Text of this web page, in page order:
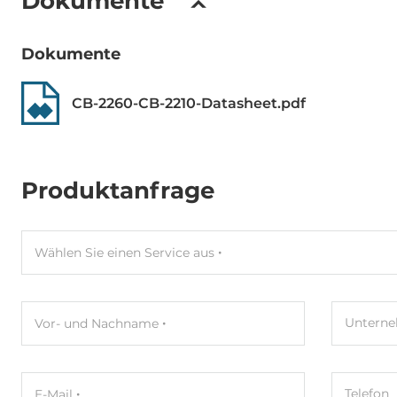
Dokumente
CB-2260-CB-2210-Datasheet.pdf
Produktanfrage
Wählen Sie einen Service aus
Vor- und Nachname
Telefon